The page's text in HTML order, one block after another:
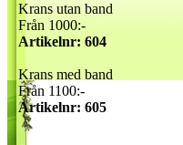
Krans utan band
Från 1000:-
Artikelnr: 604
Krans med band
Från 1100:-
Artikelnr: 605